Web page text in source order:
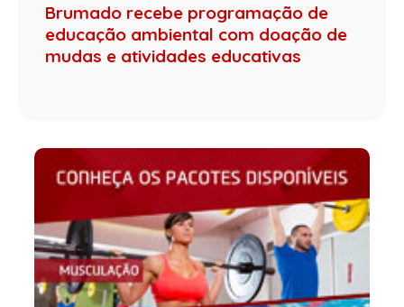
Brumado recebe programação de
educação ambiental com doação de
mudas e atividades educativas